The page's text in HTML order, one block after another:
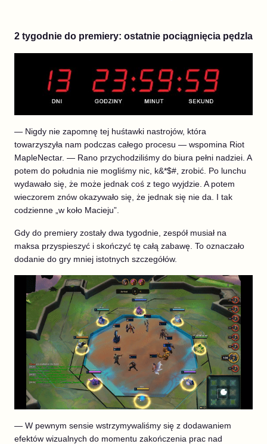
2 tygodnie do premiery: ostatnie pociągnięcia pędzla
— Nigdy nie zapomnę tej huśtawki nastrojów, która
towarzyszyła nam podczas całego procesu — wspomina Riot
MapleNectar. — Rano przychodziliśmy do biura pełni nadziei. A
potem do południa nie mogliśmy nic, k&*$#, zrobić. Po lunchu
wydawało się, że może jednak coś z tego wyjdzie. A potem
wieczorem znów okazywało się, że jednak się nie da. I tak
codzienne „w koło Macieju”.
Gdy do premiery zostały dwa tygodnie, zespół musiał na
maksa przyspieszyć i skończyć tę całą zabawę. To oznaczało
dodanie do gry mniej istotnych szczegółów.
— W pewnym sensie wstrzymywaliśmy się z dodawaniem
efektów wizualnych do momentu zakończenia prac nad